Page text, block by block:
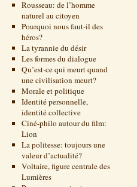
Rousseau: de l’homme
naturel au citoyen
Pourquoi nous faut-il des
héros?
La tyrannie du désir
Les formes du dialogue
Qu’est-ce qui meurt quand
une civilisation meurt?
Morale et politique
Identité personnelle,
identité collective
Ciné-philo autour du film:
Lion
La politesse: toujours une
valeur d’actualité?
Voltaire, figure centrale des
Lumières